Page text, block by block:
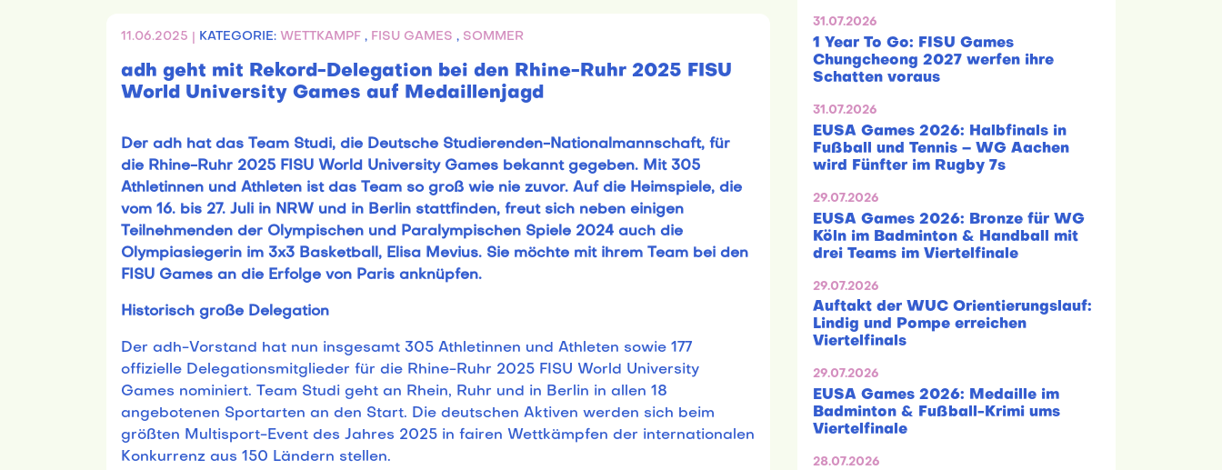
11.06.2025 | KATEGORIE: WETTKAMPF , FISU GAMES , SOMMER
adh geht mit Rekord-Delegation bei den Rhine-Ruhr 2025 FISU
World University Games auf Medaillenjagd
Der adh hat das Team Studi, die Deutsche Studierenden-Nationalmannschaft, für
die Rhine-Ruhr 2025 FISU World University Games bekannt gegeben. Mit 305
Athletinnen und Athleten ist das Team so groß wie nie zuvor. Auf die Heimspiele, die
vom 16. bis 27. Juli in NRW und in Berlin stattfinden, freut sich neben einigen
Teilnehmenden der Olympischen und Paralympischen Spiele 2024 auch die
Olympiasiegerin im 3x3 Basketball, Elisa Mevius. Sie möchte mit ihrem Team bei den
FISU Games an die Erfolge von Paris anknüpfen.
Historisch große Delegation
Der adh-Vorstand hat nun insgesamt 305 Athletinnen und Athleten sowie 177
offizielle Delegationsmitglieder für die Rhine-Ruhr 2025 FISU World University
Games nominiert. Team Studi geht an Rhein, Ruhr und in Berlin in allen 18
angebotenen Sportarten an den Start. Die deutschen Aktiven werden sich beim
größten Multisport-Event des Jahres 2025 in fairen Wettkämpfen der internationalen
Konkurrenz aus 150 Ländern stellen.
31.07.2026
1 Year To Go: FISU Games
Chungcheong 2027 werfen ihre
Schatten voraus
31.07.2026
EUSA Games 2026: Halbfinals in
Fußball und Tennis – WG Aachen
wird Fünfter im Rugby 7s
29.07.2026
EUSA Games 2026: Bronze für WG
Köln im Badminton & Handball mit
drei Teams im Viertelfinale
29.07.2026
Auftakt der WUC Orientierungslauf:
Lindig und Pompe erreichen
Viertelfinals
29.07.2026
EUSA Games 2026: Medaille im
Badminton & Fußball-Krimi ums
Viertelfinale
28.07.2026